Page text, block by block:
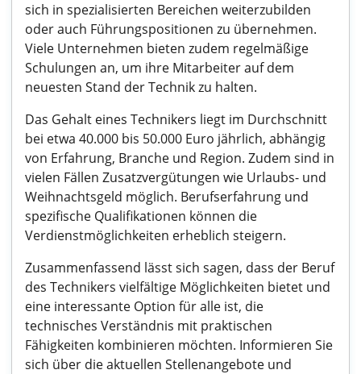
sich in spezialisierten Bereichen weiterzubilden
oder auch Führungspositionen zu übernehmen.
Viele Unternehmen bieten zudem regelmäßige
Schulungen an, um ihre Mitarbeiter auf dem
neuesten Stand der Technik zu halten.
Das Gehalt eines Technikers liegt im Durchschnitt
bei etwa 40.000 bis 50.000 Euro jährlich, abhängig
von Erfahrung, Branche und Region. Zudem sind in
vielen Fällen Zusatzvergütungen wie Urlaubs- und
Weihnachtsgeld möglich. Berufserfahrung und
spezifische Qualifikationen können die
Verdienstmöglichkeiten erheblich steigern.
Zusammenfassend lässt sich sagen, dass der Beruf
des Technikers vielfältige Möglichkeiten bietet und
eine interessante Option für alle ist, die
technisches Verständnis mit praktischen
Fähigkeiten kombinieren möchten. Informieren Sie
sich über die aktuellen Stellenangebote und